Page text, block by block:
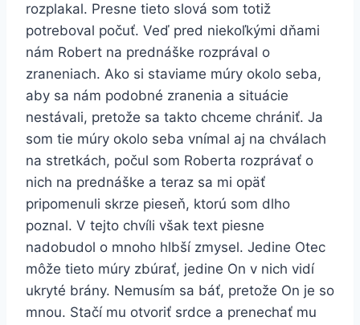
rozplakal. Presne tieto slová som totiž
potreboval počuť. Veď pred niekoľkými dňami
nám Robert na prednáške rozprával o
zraneniach. Ako si staviame múry okolo seba,
aby sa nám podobné zranenia a situácie
nestávali, pretože sa takto chceme chrániť. Ja
som tie múry okolo seba vnímal aj na chválach
na stretkách, počul som Roberta rozprávať o
nich na prednáške a teraz sa mi opäť
pripomenuli skrze pieseň, ktorú som dlho
poznal. V tejto chvíli však text piesne
nadobudol o mnoho hlbší zmysel. Jedine Otec
môže tieto múry zbúrať, jedine On v nich vidí
ukryté brány. Nemusím sa báť, pretože On je so
mnou. Stačí mu otvoriť srdce a prenechať mu